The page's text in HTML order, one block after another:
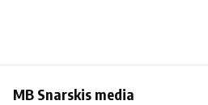
Panevėžio miesto
MB Snarskis media